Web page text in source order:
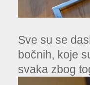
Sve su se
bočnih, koje
svaka zbog